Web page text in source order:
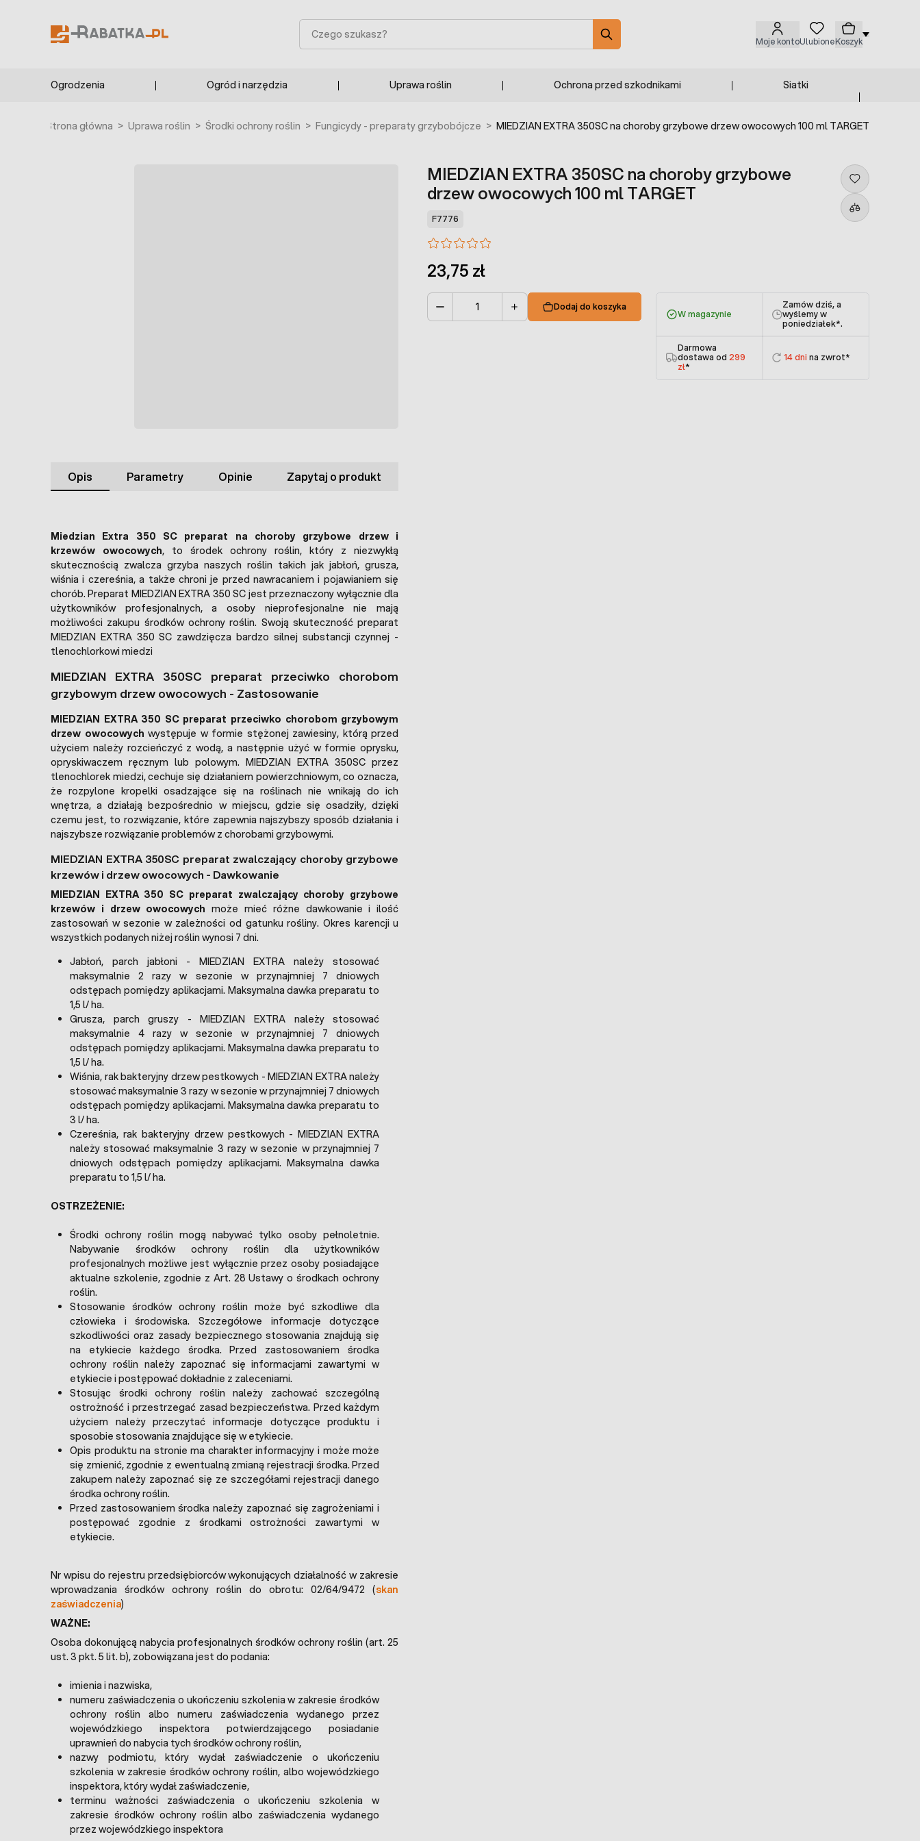
Moje kontoUlubioneKoszyk
Szukaj
Ogrodzenia Ogród i narzędzia Uprawa roślin Ochrona przed szkodnikami Siatki
Strona główna > Uprawa roślin > Środki ochrony roślin > Fungicydy - preparaty grzybobójcze > MIEDZIAN EXTRA 350SC na choroby grzybowe drzew owocowych 100 ml TARGET
MIEDZIAN EXTRA 350SC na choroby grzybowe
drzew owocowych 100 ml TARGET
F7776
23,75 zł
Dodaj do koszyka
W magazynie
Zamów dziś, a
wyślemy w
poniedziałek*.
Darmowa
dostawa od 299
zł*
14 dni na zwrot*
Opis Parametry Opinie Zapytaj o produkt
Miedzian Extra 350 SC preparat na choroby grzybowe drzew i
krzewów owocowych, to środek ochrony roślin, który z niezwykłą
skutecznością zwalcza grzyba naszych roślin takich jak jabłoń, grusza,
wiśnia i czereśnia, a także chroni je przed nawracaniem i pojawianiem się
chorób. Preparat MIEDZIAN EXTRA 350 SC jest przeznaczony wyłącznie dla
użytkowników profesjonalnych, a osoby nieprofesjonalne nie mają
możliwości zakupu środków ochrony roślin. Swoją skuteczność preparat
MIEDZIAN EXTRA 350 SC zawdzięcza bardzo silnej substancji czynnej -
tlenochlorkowi miedzi
MIEDZIAN EXTRA 350SC preparat przeciwko chorobom
grzybowym drzew owocowych - Zastosowanie
MIEDZIAN EXTRA 350 SC preparat przeciwko chorobom grzybowym
drzew owocowych występuje w formie stężonej zawiesiny, którą przed
użyciem należy rozcieńczyć z wodą, a następnie użyć w formie oprysku,
opryskiwaczem ręcznym lub polowym. MIEDZIAN EXTRA 350SC przez
tlenochlorek miedzi, cechuje się działaniem powierzchniowym, co oznacza,
że rozpylone kropelki osadzające się na roślinach nie wnikają do ich
wnętrza, a działają bezpośrednio w miejscu, gdzie się osadziły, dzięki
czemu jest, to rozwiązanie, które zapewnia najszybszy sposób działania i
najszybsze rozwiązanie problemów z chorobami grzybowymi.
MIEDZIAN EXTRA 350SC preparat zwalczający choroby grzybowe
krzewów i drzew owocowych - Dawkowanie
MIEDZIAN EXTRA 350 SC preparat zwalczający choroby grzybowe
krzewów i drzew owocowych może mieć różne dawkowanie i ilość
zastosowań w sezonie w zależności od gatunku rośliny. Okres karencji u
wszystkich podanych niżej roślin wynosi 7 dni.
Jabłoń, parch jabłoni - MIEDZIAN EXTRA należy stosować
maksymalnie 2 razy w sezonie w przynajmniej 7 dniowych
odstępach pomiędzy aplikacjami. Maksymalna dawka preparatu to
1,5 l/ ha.
Grusza, parch gruszy - MIEDZIAN EXTRA należy stosować
maksymalnie 4 razy w sezonie w przynajmniej 7 dniowych
odstępach pomiędzy aplikacjami. Maksymalna dawka preparatu to
1,5 l/ ha.
Wiśnia, rak bakteryjny drzew pestkowych - MIEDZIAN EXTRA należy
stosować maksymalnie 3 razy w sezonie w przynajmniej 7 dniowych
odstępach pomiędzy aplikacjami. Maksymalna dawka preparatu to
3 l/ ha.
Czereśnia, rak bakteryjny drzew pestkowych - MIEDZIAN EXTRA
należy stosować maksymalnie 3 razy w sezonie w przynajmniej 7
dniowych odstępach pomiędzy aplikacjami. Maksymalna dawka
preparatu to 1,5 l/ ha.
OSTRZEŻENIE:
Środki ochrony roślin mogą nabywać tylko osoby pełnoletnie.
Nabywanie środków ochrony roślin dla użytkowników
profesjonalnych możliwe jest wyłącznie przez osoby posiadające
aktualne szkolenie, zgodnie z Art. 28 Ustawy o środkach ochrony
roślin.
Stosowanie środków ochrony roślin może być szkodliwe dla
człowieka i środowiska. Szczegółowe informacje dotyczące
szkodliwości oraz zasady bezpiecznego stosowania znajdują się
na etykiecie każdego środka. Przed zastosowaniem środka
ochrony roślin należy zapoznać się informacjami zawartymi w
etykiecie i postępować dokładnie z zaleceniami.
Stosując środki ochrony roślin należy zachować szczególną
ostrożność i przestrzegać zasad bezpieczeństwa. Przed każdym
użyciem należy przeczytać informacje dotyczące produktu i
sposobie stosowania znajdujące się w etykiecie.
Opis produktu na stronie ma charakter informacyjny i może może
się zmienić, zgodnie z ewentualną zmianą rejestracji środka. Przed
zakupem należy zapoznać się ze szczegółami rejestracji danego
środka ochrony roślin.
Przed zastosowaniem środka należy zapoznać się zagrożeniami i
postępować zgodnie z środkami ostrożności zawartymi w
etykiecie.
Nr wpisu do rejestru przedsiębiorców wykonujących działalność w zakresie
wprowadzania środków ochrony roślin do obrotu: 02/64/9472 (skan
zaświadczenia)
WAŻNE:
Osoba dokonującą nabycia profesjonalnych środków ochrony roślin (art. 25
ust. 3 pkt. 5 lit. b), zobowiązana jest do podania:
imienia i nazwiska,
numeru zaświadczenia o ukończeniu szkolenia w zakresie środków
ochrony roślin albo numeru zaświadczenia wydanego przez
wojewódzkiego inspektora potwierdzającego posiadanie
uprawnień do nabycia tych środków ochrony roślin,
nazwy podmiotu, który wydał zaświadczenie o ukończeniu
szkolenia w zakresie środków ochrony roślin, albo wojewódzkiego
inspektora, który wydał zaświadczenie,
terminu ważności zaświadczenia o ukończeniu szkolenia w
zakresie środków ochrony roślin albo zaświadczenia wydanego
przez wojewódzkiego inspektora